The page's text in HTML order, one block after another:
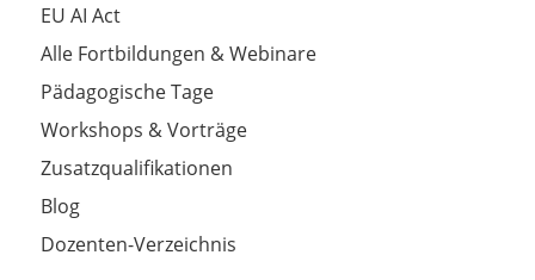
EU AI Act
Alle Fortbildungen & Webinare
Pädagogische Tage
Workshops & Vorträge
Zusatzqualifikationen
Blog
Dozenten-Verzeichnis